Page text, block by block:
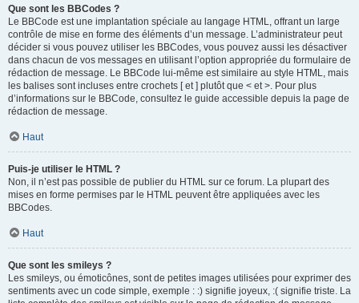
Que sont les BBCodes ?
Le BBCode est une implantation spéciale au langage HTML, offrant un large
contrôle de mise en forme des éléments d’un message. L’administrateur peut
décider si vous pouvez utiliser les BBCodes, vous pouvez aussi les désactiver
dans chacun de vos messages en utilisant l’option appropriée du formulaire de
rédaction de message. Le BBCode lui-même est similaire au style HTML, mais
les balises sont incluses entre crochets [ et ] plutôt que < et >. Pour plus
d’informations sur le BBCode, consultez le guide accessible depuis la page de
rédaction de message.
Haut
Puis-je utiliser le HTML ?
Non, il n’est pas possible de publier du HTML sur ce forum. La plupart des
mises en forme permises par le HTML peuvent être appliquées avec les
BBCodes.
Haut
Que sont les smileys ?
Les smileys, ou émoticônes, sont de petites images utilisées pour exprimer des
sentiments avec un code simple, exemple : :) signifie joyeux, :( signifie triste. La